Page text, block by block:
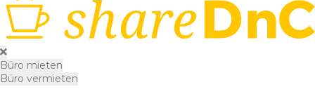
Büro mieten
Büro vermieten